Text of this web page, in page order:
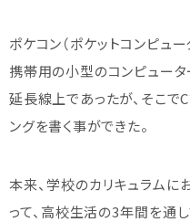
ポケコン（ポケットコンピュ
携帯用の小型のコンピュー
延長線上であったが、そこで
ングを書く事ができた。
本来、学校のカリキュラム
って、高校生活の3年間を通